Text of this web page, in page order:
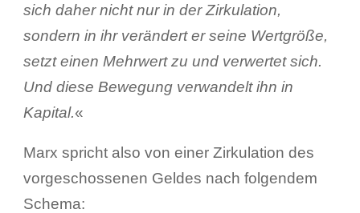
sich daher nicht nur in der Zirkulation,
sondern in ihr verändert er seine Wertgröße,
setzt einen Mehrwert zu und verwertet sich.
Und diese Bewegung verwandelt ihn in
Kapital.«
Marx spricht also von einer Zirkulation des
vorgeschossenen Geldes nach folgendem
Schema: